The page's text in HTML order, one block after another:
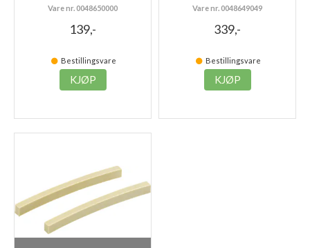
Vare nr. 0048650000
139,-
Bestillingsvare
KJØP
Vare nr. 0048649049
339,-
Bestillingsvare
KJØP